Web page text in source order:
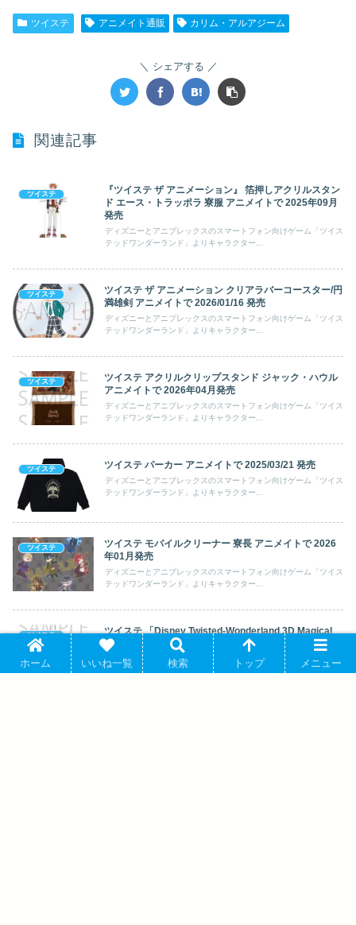
ツイステ アニメイト通販 カリム・アルアジーム
シェアする
関連記事
ツイステ
『ツイステ ザ アニメーション』 箔押しアクリルスタン
ド エース・トラッポラ 寮服 アニメイトで 2025年09月
発売
ディズニーとアニプレックスのスマートフォン向けゲーム「ツイス
テッドワンダーランド」よりキャラクター...
ツイステ
ツイステ ザ アニメーション クリアラバーコースター/円
満雄剣 アニメイトで 2026/01/16 発売
ディズニーとアニプレックスのスマートフォン向けゲーム「ツイス
テッドワンダーランド」よりキャラクター...
ツイステ
ツイステ アクリルクリップスタンド ジャック・ハウル
アニメイトで 2026年04月発売
ディズニーとアニプレックスのスマートフォン向けゲーム「ツイス
テッドワンダーランド」よりキャラクター...
ツイステ ツイステ パーカー アニメイトで 2025/03/21 発売
ディズニーとアニプレックスのスマートフォン向けゲーム「ツイス
テッドワンダーランド」よりキャラクター...
ツイステ
ツイステ モバイルクリーナー 寮長 アニメイトで 2026
年01月発売
ディズニーとアニプレックスのスマートフォン向けゲーム「ツイス
テッドワンダーランド」よりキャラクター...
ツイステ
ツイステ 「Disney Twisted-Wonderland 3D Magical
Live -Blazing Jewel-」 ミニミニぬいぐるみ(ブレイジン
グ・ジュエルver.) エペル・フェルミエ アニメイトで
2026年03月発売
ホーム いいね一覧 検索 トップ メニュー